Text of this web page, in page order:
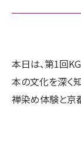
本日は、第1回
本の文化を深く
禅染め体験と京